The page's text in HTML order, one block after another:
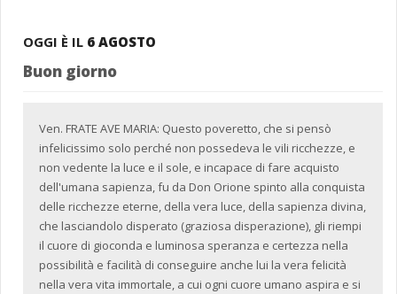
OGGI È IL 6 AGOSTO
Buon giorno
Ven. FRATE AVE MARIA: Questo poveretto, che si pensò
infelicissimo solo perché non possedeva le vili ricchezze, e
non vedente la luce e il sole, e incapace di fare acquisto
dell'umana sapienza, fu da Don Orione spinto alla conquista
delle ricchezze eterne, della vera luce, della sapienza divina,
che lasciandolo disperato (graziosa disperazione), gli riempi
il cuore di gioconda e luminosa speranza e certezza nella
possibilità e facilità di conseguire anche lui la vera felicità
nella vera vita immortale, a cui ogni cuore umano aspira e si